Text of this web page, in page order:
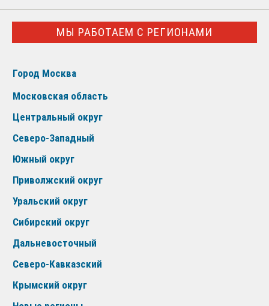
МЫ РАБОТАЕМ С РЕГИОНАМИ
Город Москва
Московская область
Центральный округ
Северо-Западный
Южный округ
Приволжский округ
Уральский округ
Сибирский округ
Дальневосточный
Северо-Кавказский
Крымский округ